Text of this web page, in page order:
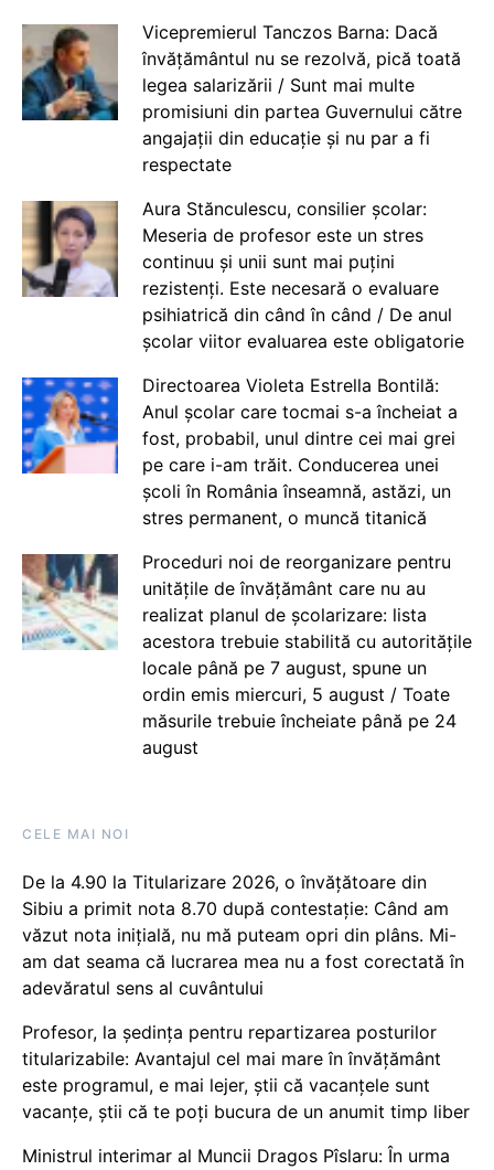
Vicepremierul Tanczos Barna: Dacă
învățământul nu se rezolvă, pică toată
legea salarizării / Sunt mai multe
promisiuni din partea Guvernului către
angajații din educație și nu par a fi
respectate
Aura Stănculescu, consilier școlar:
Meseria de profesor este un stres
continuu și unii sunt mai puțini
rezistenți. Este necesară o evaluare
psihiatrică din când în când / De anul
școlar viitor evaluarea este obligatorie
Directoarea Violeta Estrella Bontilă:
Anul școlar care tocmai s-a încheiat a
fost, probabil, unul dintre cei mai grei
pe care i-am trăit. Conducerea unei
școli în România înseamnă, astăzi, un
stres permanent, o muncă titanică
Proceduri noi de reorganizare pentru
unitățile de învățământ care nu au
realizat planul de școlarizare: lista
acestora trebuie stabilită cu autoritățile
locale până pe 7 august, spune un
ordin emis miercuri, 5 august / Toate
măsurile trebuie încheiate până pe 24
august
CELE MAI NOI
De la 4.90 la Titularizare 2026, o învățătoare din
Sibiu a primit nota 8.70 după contestație: Când am
văzut nota inițială, nu mă puteam opri din plâns. Mi-
am dat seama că lucrarea mea nu a fost corectată în
adevăratul sens al cuvântului
Profesor, la ședința pentru repartizarea posturilor
titularizabile: Avantajul cel mai mare în învățământ
este programul, e mai lejer, știi că vacanțele sunt
vacanţe, știi că te poți bucura de un anumit timp liber
Ministrul interimar al Muncii Dragos Pîslaru: În urma